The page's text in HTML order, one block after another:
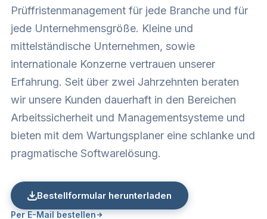
Prüffristenmanagement für jede Branche und für
jede Unternehmensgröße. Kleine und
mittelständische Unternehmen, sowie
internationale Konzerne vertrauen unserer
Erfahrung. Seit über zwei Jahrzehnten beraten
wir unsere Kunden dauerhaft in den Bereichen
Arbeitssicherheit und Managementsysteme und
bieten mit dem Wartungsplaner eine schlanke und
pragmatische Softwarelösung.
Bestellformular herunterladen
Per E-Mail bestellen